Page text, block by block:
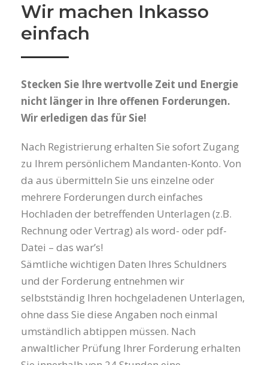
Wir machen Inkasso
einfach
Stecken Sie Ihre wertvolle Zeit und Energie
nicht länger in Ihre offenen Forderungen.
Wir erledigen das für Sie!
Nach Registrierung erhalten Sie sofort Zugang
zu Ihrem persönlichem Mandanten-Konto. Von
da aus übermitteln Sie uns einzelne oder
mehrere Forderungen durch einfaches
Hochladen der betreffenden Unterlagen (z.B.
Rechnung oder Vertrag) als word- oder pdf-
Datei – das war’s!
Sämtliche wichtigen Daten Ihres Schuldners
und der Forderung entnehmen wir
selbstständig Ihren hochgeladenen Unterlagen,
ohne dass Sie diese Angaben noch einmal
umständlich abtippen müssen. Nach
anwaltlicher Prüfung Ihrer Forderung erhalten